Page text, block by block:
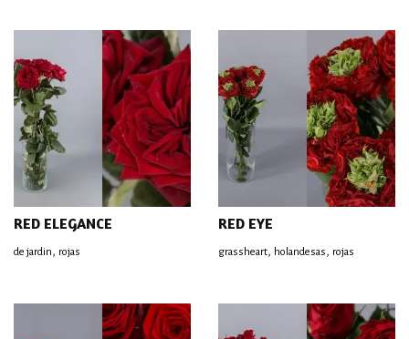
RED ELEGANCE
de jardin, rojas
RED EYE
grassheart, holandesas, rojas